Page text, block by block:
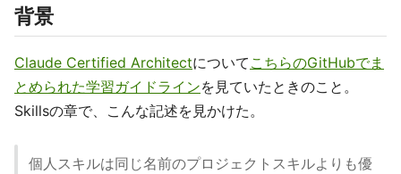
背景
Claude Certified Architectについて こちらのGitHubでま
とめられた学習ガイドラインを見ていたときのこと。
Skillsの章で、こんな記述を見かけた。
個人スキルは同じ名前のプロジェクトスキルよりも優